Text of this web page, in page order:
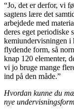
“Jo, det er derfor, vi
sagtens lære det
arbejdede med
deres eget periodiske
kemiundervisningen i
flydende form, så
knap 120 elementer,
vi jo bruge mange
ind på den måde.”
Hvordan kunne du m
nye